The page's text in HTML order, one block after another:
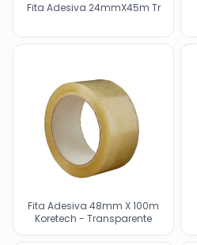
Fita Adesiva 24mmX45m Tr
Fita Adesiva 48mm X 100m
Koretech - Transparente